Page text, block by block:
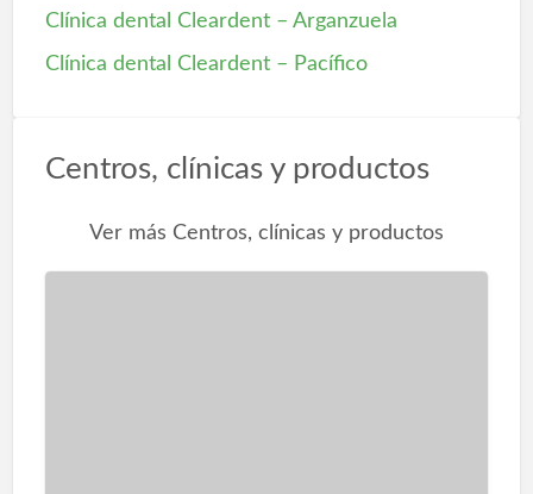
Clínica dental Cleardent – Arganzuela
Clínica dental Cleardent – Pacífico
Centros, clínicas y productos
Ver más Centros, clínicas y productos